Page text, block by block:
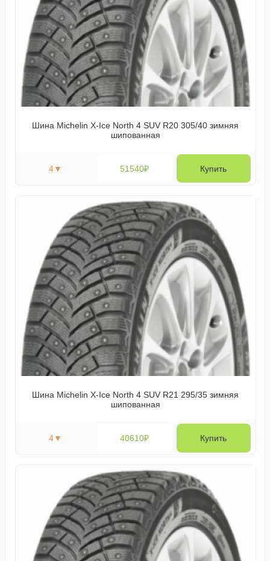
Шина Michelin X-Ice North 4 SUV R20 305/40 зимняя
шипованная
4▼ 51540₽ Купить
Шина Michelin X-Ice North 4 SUV R21 295/35 зимняя
шипованная
4▼ 40610₽ Купить